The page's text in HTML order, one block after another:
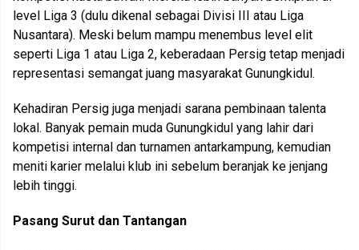
level Liga 3 (dulu dikenal sebagai Divisi III atau Liga
Nusantara). Meski belum mampu menembus level elit
seperti Liga 1 atau Liga 2, keberadaan Persig tetap menjadi
representasi semangat juang masyarakat Gunungkidul.
Kehadiran Persig juga menjadi sarana pembinaan talenta
lokal. Banyak pemain muda Gunungkidul yang lahir dari
kompetisi internal dan turnamen antarkampung, kemudian
meniti karier melalui klub ini sebelum beranjak ke jenjang
lebih tinggi.
Pasang Surut dan Tantangan